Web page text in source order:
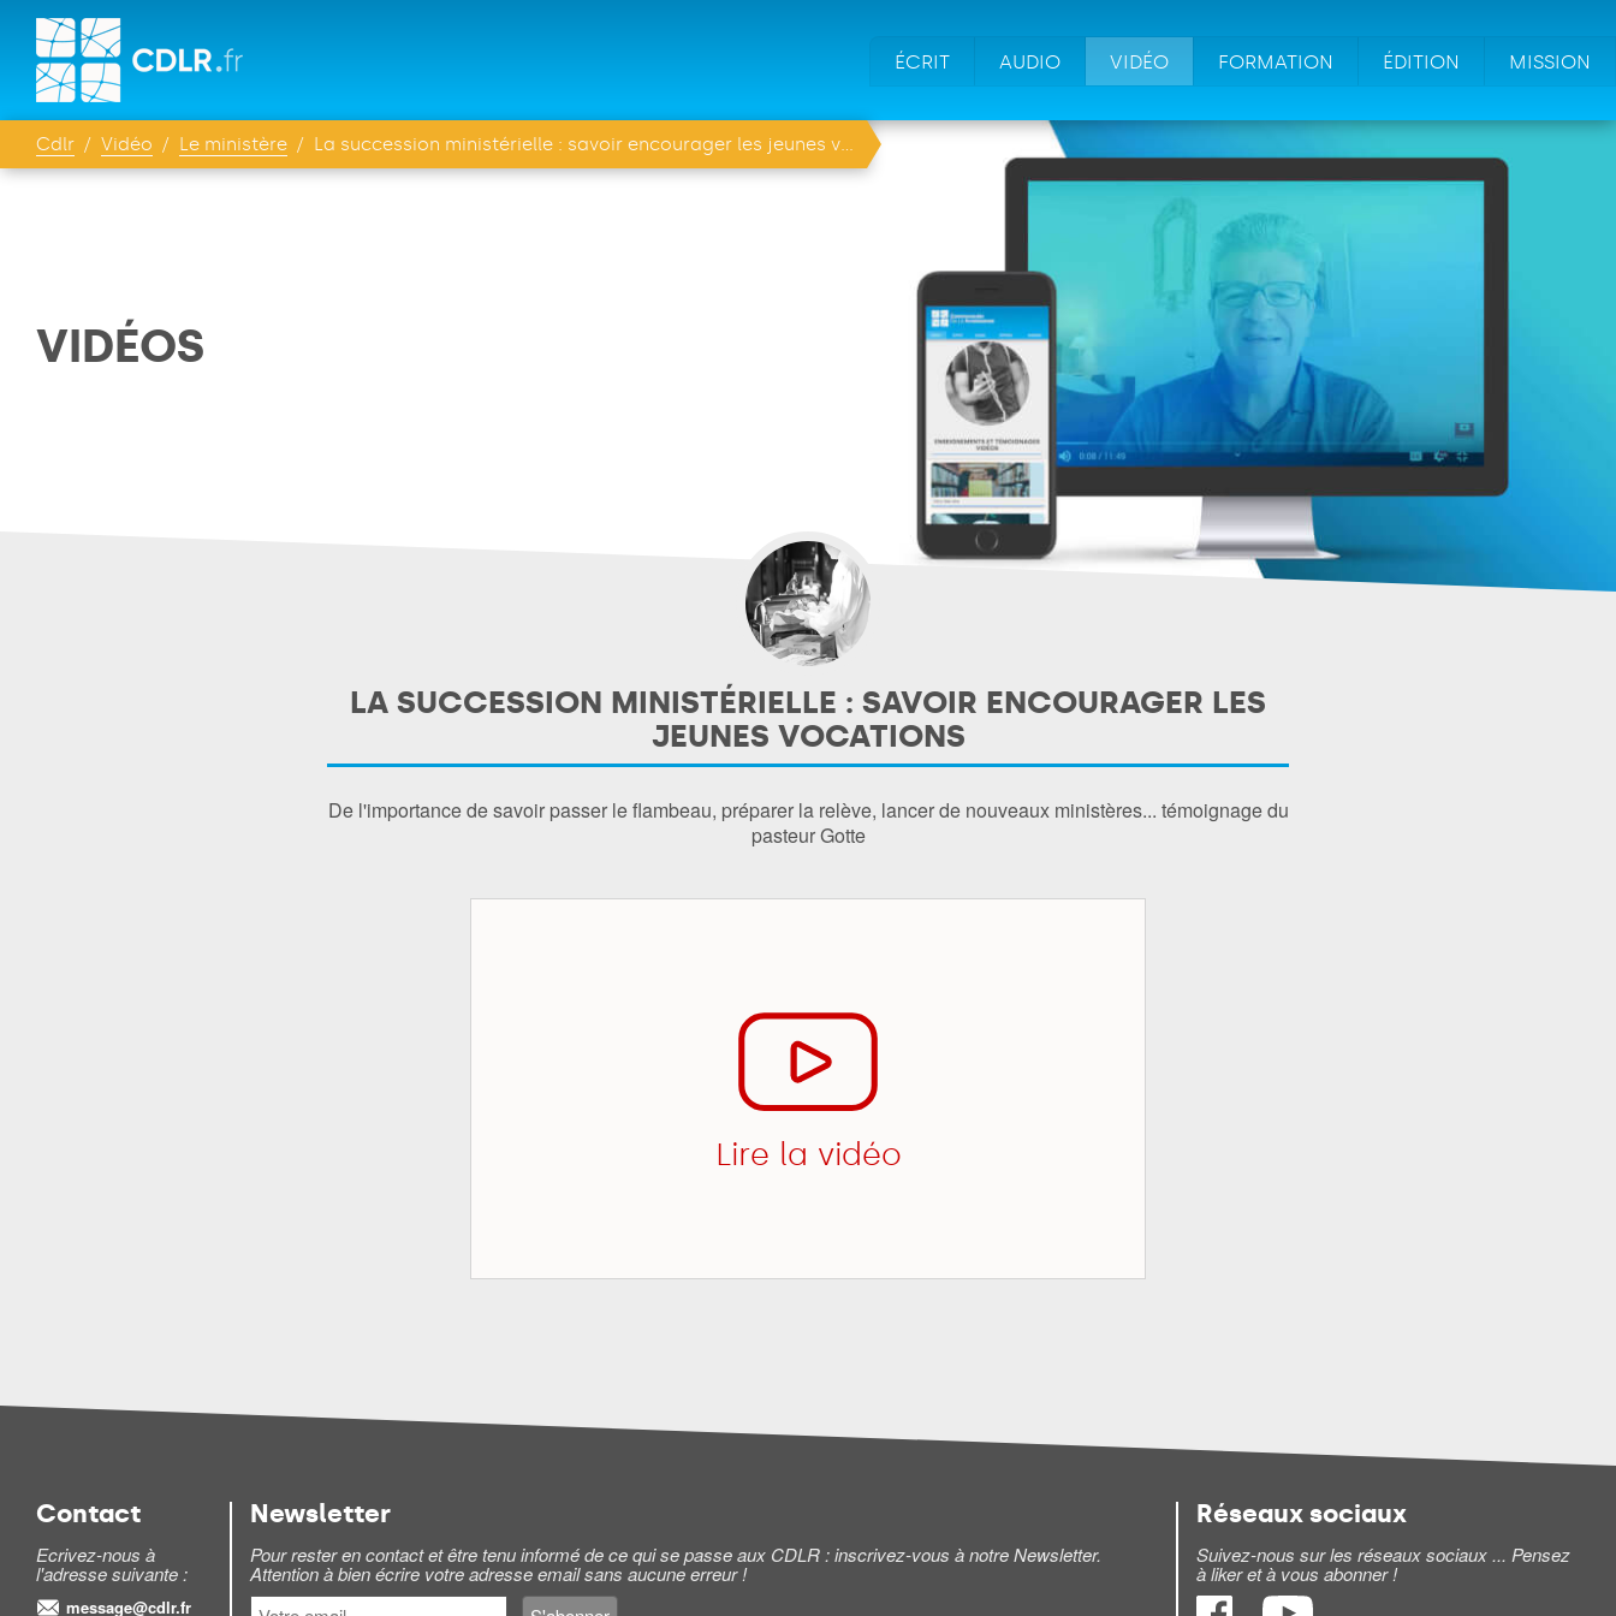
ÉCRIT AUDIO VIDÉO FORMATION ÉDITION MISSION
Cdlr Vidéo Le ministère La succession ministérielle : savoir encourager les jeunes vocations
VIDÉOS
LA SUCCESSION MINISTÉRIELLE : SAVOIR ENCOURAGER LES
JEUNES VOCATIONS
De l'importance de savoir passer le flambeau, préparer la relève, lancer de nouveaux ministères... témoignage du
pasteur Gotte
Lire la vidéo
Contact
Ecrivez-nous à
l'adresse suivante :
message@cdlr.fr
Newsletter
Pour rester en contact et être tenu informé de ce qui se passe aux CDLR : inscrivez-vous à notre Newsletter.
Attention à bien écrire votre adresse email sans aucune erreur !
Réseaux sociaux
Suivez-nous sur les réseaux sociaux ... Pensez
à liker et à vous abonner !